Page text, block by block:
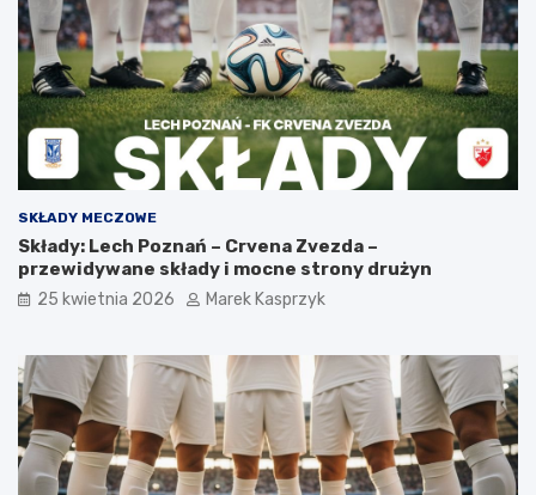
SKŁADY MECZOWE
Składy: Lech Poznań – Crvena Zvezda –
przewidywane składy i mocne strony drużyn
25 kwietnia 2026 Marek Kasprzyk